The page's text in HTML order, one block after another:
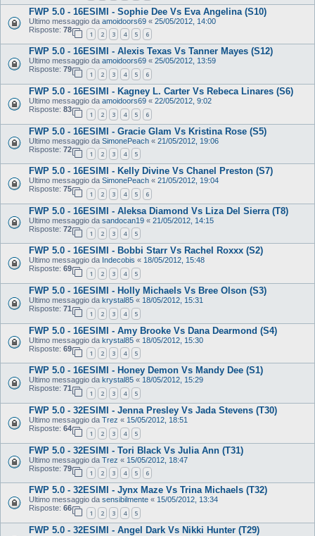
FWP 5.0 - 16ESIMI - Sophie Dee Vs Eva Angelina (S10)
Ultimo messaggio da amoidoors69 « 25/05/2012, 14:00
Risposte: 78
1 2 3 4 5 6
FWP 5.0 - 16ESIMI - Alexis Texas Vs Tanner Mayes (S12)
Ultimo messaggio da amoidoors69 « 25/05/2012, 13:59
Risposte: 79
1 2 3 4 5 6
FWP 5.0 - 16ESIMI - Kagney L. Carter Vs Rebeca Linares (S6)
Ultimo messaggio da amoidoors69 « 22/05/2012, 9:02
Risposte: 83
1 2 3 4 5 6
FWP 5.0 - 16ESIMI - Gracie Glam Vs Kristina Rose (S5)
Ultimo messaggio da SimonePeach « 21/05/2012, 19:06
Risposte: 72
1 2 3 4 5
FWP 5.0 - 16ESIMI - Kelly Divine Vs Chanel Preston (S7)
Ultimo messaggio da SimonePeach « 21/05/2012, 19:04
Risposte: 75
1 2 3 4 5 6
FWP 5.0 - 16ESIMI - Aleksa Diamond Vs Liza Del Sierra (T8)
Ultimo messaggio da sandocan19 « 21/05/2012, 14:15
Risposte: 72
1 2 3 4 5
FWP 5.0 - 16ESIMI - Bobbi Starr Vs Rachel Roxxx (S2)
Ultimo messaggio da Indecobis « 18/05/2012, 15:48
Risposte: 69
1 2 3 4 5
FWP 5.0 - 16ESIMI - Holly Michaels Vs Bree Olson (S3)
Ultimo messaggio da krystal85 « 18/05/2012, 15:31
Risposte: 71
1 2 3 4 5
FWP 5.0 - 16ESIMI - Amy Brooke Vs Dana Dearmond (S4)
Ultimo messaggio da krystal85 « 18/05/2012, 15:30
Risposte: 69
1 2 3 4 5
FWP 5.0 - 16ESIMI - Honey Demon Vs Mandy Dee (S1)
Ultimo messaggio da krystal85 « 18/05/2012, 15:29
Risposte: 71
1 2 3 4 5
FWP 5.0 - 32ESIMI - Jenna Presley Vs Jada Stevens (T30)
Ultimo messaggio da Trez « 15/05/2012, 18:51
Risposte: 64
1 2 3 4 5
FWP 5.0 - 32ESIMI - Tori Black Vs Julia Ann (T31)
Ultimo messaggio da Trez « 15/05/2012, 18:47
Risposte: 79
1 2 3 4 5 6
FWP 5.0 - 32ESIMI - Jynx Maze Vs Trina Michaels (T32)
Ultimo messaggio da sensibilmente « 15/05/2012, 13:34
Risposte: 66
1 2 3 4 5
FWP 5.0 - 32ESIMI - Angel Dark Vs Nikki Hunter (T29)